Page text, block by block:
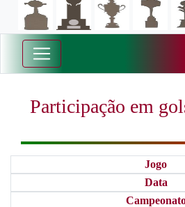
Participação em
Jogo
Data